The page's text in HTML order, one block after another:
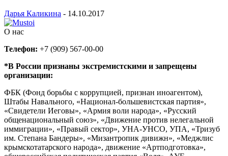
Дарья Каликина - 14.10.2017
О нас
Телефон: +7 (909) 567-00-00
*В России признаны экстремистскими и запрещены
организации:
ФБК (Фонд борьбы с коррупцией, признан иноагентом),
Штабы Навального, «Национал-большевистская партия»,
«Свидетели Иеговы», «Армия воли народа», «Русский
общенациональный союз», «Движение против нелегальной
иммиграции», «Правый сектор», УНА-УНСО, УПА, «Тризуб
им. Степана Бандеры», «Мизантропик дивижн», «Меджлис
крымскотатарского народа», движение «Артподготовка»,